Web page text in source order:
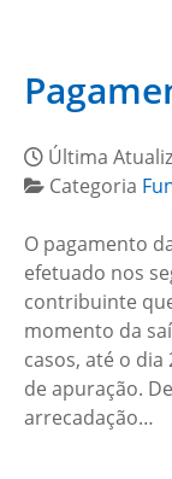
Última
Categoria
O pagamento
efetuado nos
contribuinte
momento da
casos, até o
de apuração.
arrecadação…